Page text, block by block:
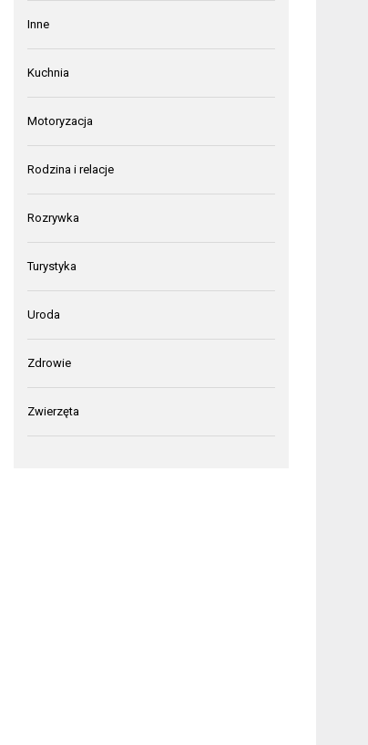
Inne
Kuchnia
Motoryzacja
Rodzina i relacje
Rozrywka
Turystyka
Uroda
Zdrowie
Zwierzęta